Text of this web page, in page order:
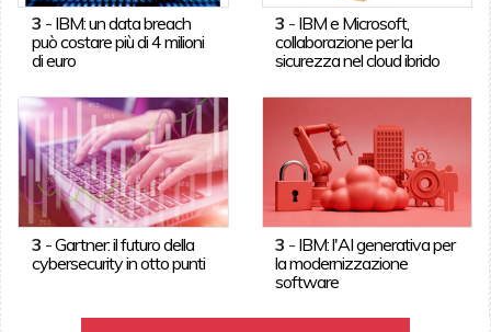
3 - IBM: un data breach
può costare più di 4 milioni
di euro
3 - IBM e Microsoft,
collaborazione per la
sicurezza nel cloud ibrido
3 -Gartner: il futuro della
cybersecurity in otto punti
3 - IBM: l'AI generativa per
la modernizzazione
software